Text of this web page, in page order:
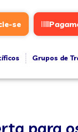
se
Grupos de
para